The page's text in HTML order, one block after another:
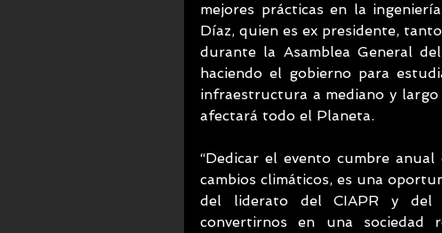
mejores prácticas en la
Díaz, quien es ex presidente,
durante la Asamblea General
haciendo el gobierno para
infraestructura a mediano y
afectará todo el Planeta.
“Dedicar el evento cumbre
cambios climáticos, es una
del liderato del CIAPR y del
convertirnos en una sociedad